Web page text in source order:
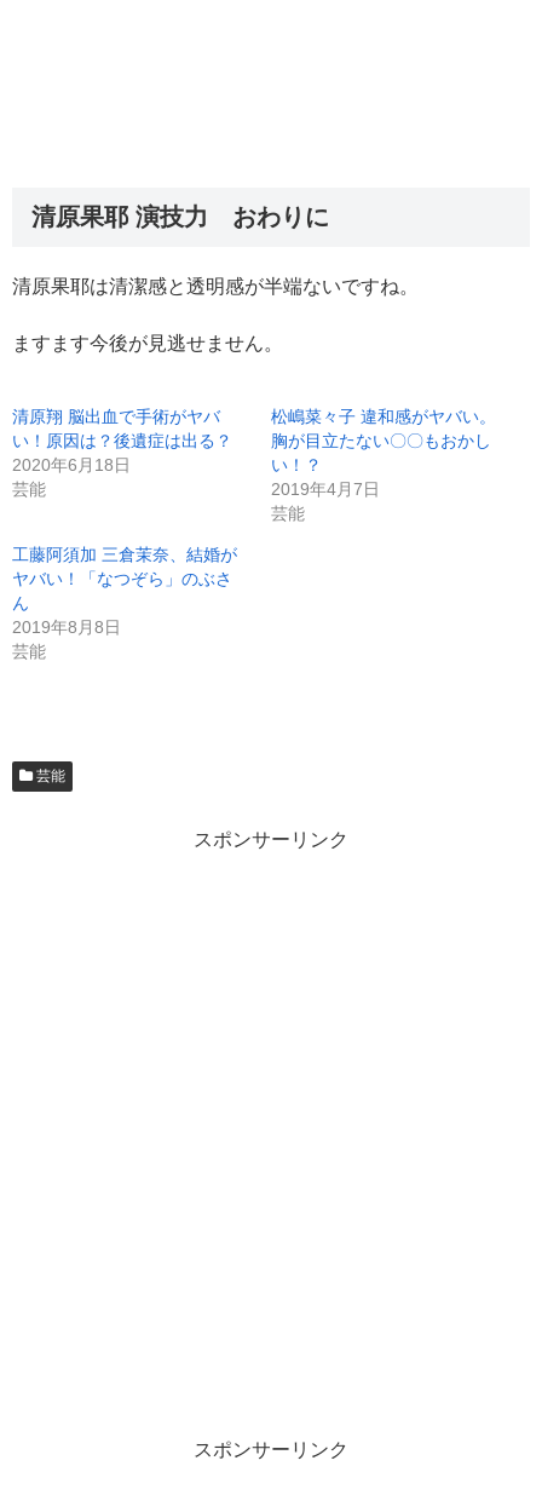
清原果耶 演技力 おわりに
清原果耶は清潔感と透明感が半端ないですね。
ますます今後が見逃せません。
清原翔 脳出血で手術がヤバ
い！原因は？後遺症は出る？
2020年6月18日
芸能
松嶋菜々子 違和感がヤバい。
胸が目立たない〇〇もおかし
い！？
2019年4月7日
芸能
工藤阿須加 三倉茉奈、結婚が
ヤバい！「なつぞら」のぶさ
ん
2019年8月8日
芸能
芸能
スポンサーリンク
スポンサーリンク